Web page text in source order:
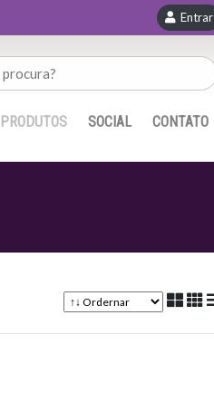
Entrar
PRODUTOS SOCIAL CONTATO